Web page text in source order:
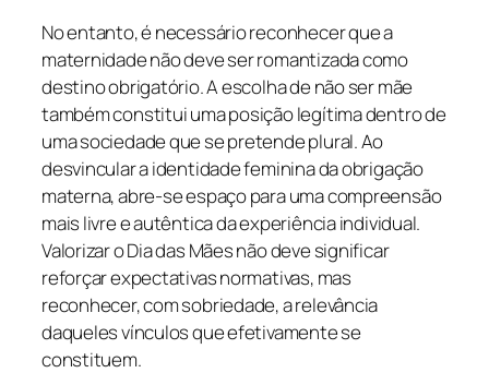
No entanto, é necessário reconhecer que a
maternidade não deve ser romantizada como
destino obrigatório. A escolha de não ser mãe
também constitui uma posição legítima dentro de
uma sociedade que se pretende plural. Ao
desvincular a identidade feminina da obrigação
materna, abre-se espaço para uma compreensão
mais livre e autêntica da experiência individual.
Valorizar o Dia das Mães não deve significar
reforçar expectativas normativas, mas
reconhecer, com sobriedade, a relevância
daqueles vínculos que efetivamente se
constituem.